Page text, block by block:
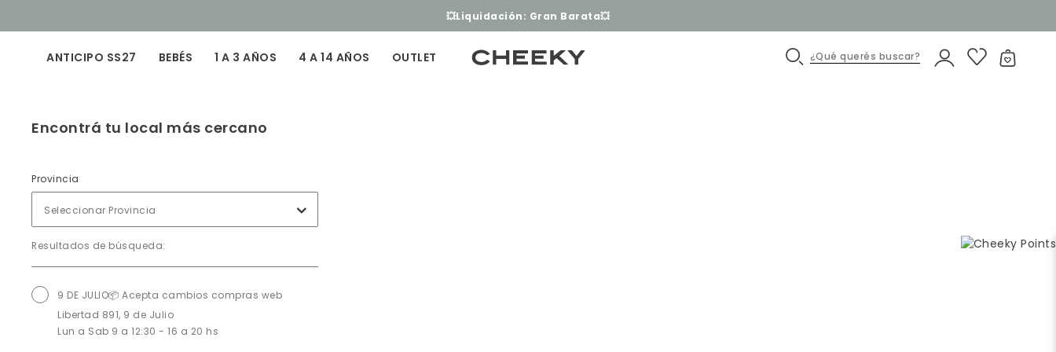
💥Liquidación: Gran Barata💥
ANTICIPO SS27 BEBÉS 1 A 3 AÑOS 4 A 14 AÑOS OUTLET ¿Qué querés buscar?
Encontrá tu local más cercano
Provincia
Seleccionar Provincia
Resultados de búsqueda:
9 DE JULIO📦 Acepta cambios compras web
Libertad 891, 9 de Julio
Lun a Sab 9 a 12:30 - 16 a 20 hs